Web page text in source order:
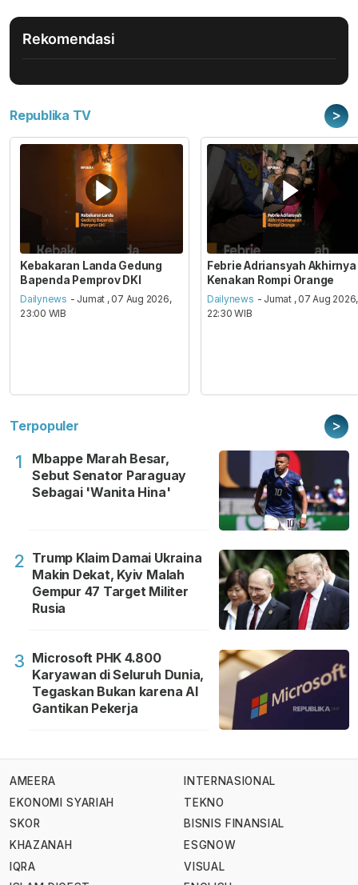
Rekomendasi
Republika TV >
Kebakaran Landa Gedung
Bapenda Pemprov DKI
Dailynews - Jumat , 07 Aug 2026,
23:00 WIB
Febrie Adriansyah Akhirnya
Kenakan Rompi Orange
Dailynews - Jumat , 07 Aug 2026,
22:30 WIB
Terpopuler >
1
Mbappe Marah Besar,
Sebut Senator Paraguay
Sebagai 'Wanita Hina'
2 Trump Klaim Damai Ukraina
Makin Dekat, Kyiv Malah
Gempur 47 Target Militer
Rusia
3 Microsoft PHK 4.800
Karyawan di Seluruh Dunia,
Tegaskan Bukan karena AI
Gantikan Pekerja
AMEERA
EKONOMI SYARIAH
SKOR
KHAZANAH
IQRA
INTERNASIONAL
TEKNO
BISNIS FINANSIAL
ESGNOW
VISUAL